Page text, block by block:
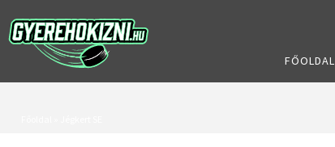
FŐOLDAL